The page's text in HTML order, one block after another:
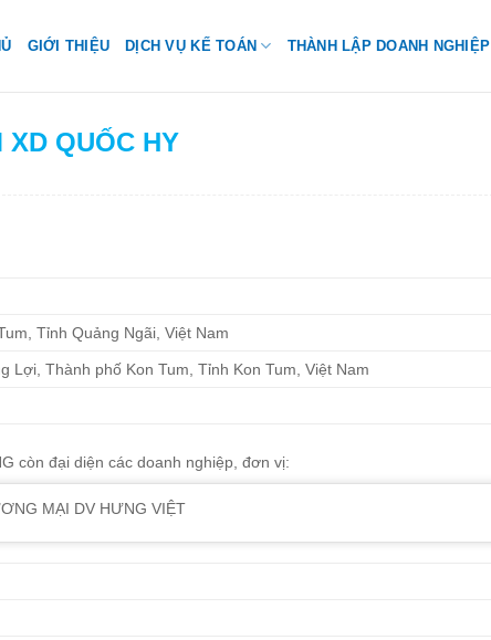
GIỚI THIỆU DỊCH VỤ KẾ TOÁN THÀNH LẬP DOANH NGHIỆP
XD QUỐC HY
Tỉnh Quảng Ngãi, Việt Nam
Lợi, Thành phố Kon Tum, Tỉnh Kon Tum, Việt Nam
còn đại diện các doanh nghiệp, đơn vị:
MẠI DV HƯNG VIỆT